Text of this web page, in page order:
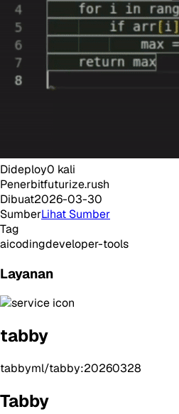
Dideploy0 kali
Penerbitfuturize.rush
Dibuat2026-03-30
SumberLihat Sumber
Tag
aicodingdeveloper-tools
Layanan
tabby
tabbyml/tabby:20260328
Tabby